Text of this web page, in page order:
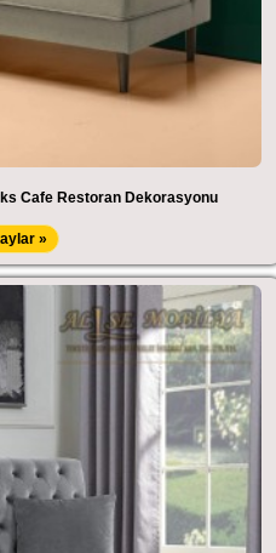
Cafe Restoran Dekorasyonu
»